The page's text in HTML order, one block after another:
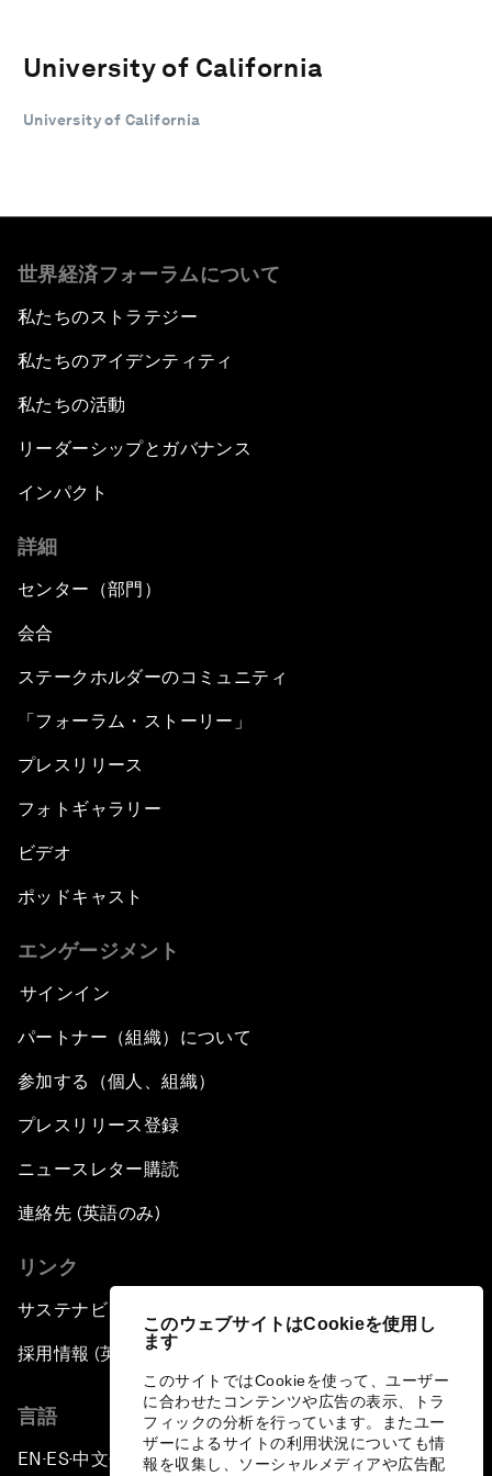
このウェブサイトはCookieを使用し
ます
このサイトではCookieを使って、ユーザー
に合わせたコンテンツや広告の表示、トラ
フィックの分析を行っています。またユー
ザーによるサイトの利用状況についても情
報を収集し、ソーシャルメディアや広告配
University of California
University of California
世界経済フォーラムについて
私たちのストラテジー
私たちのアイデンティティ
私たちの活動
リーダーシップとガバナンス
インパクト
詳細
センター（部門）
会合
ステークホルダーのコミュニティ
「フォーラム・ストーリー」
プレスリリース
フォトギャラリー
ビデオ
ポッドキャスト
エンゲージメント
サインイン
パートナー（組織）について
参加する（個人、組織）
プレスリリース登録
ニュースレター購読
連絡先 (英語のみ)
リンク
サステナビリティへの取り組み
採用情報 (英語のみ)
言語
EN ▪ES▪中文▪ 日本語